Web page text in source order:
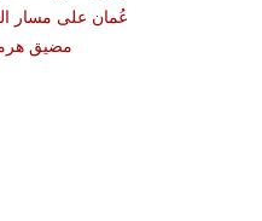
عُمان على مسار
مضيق